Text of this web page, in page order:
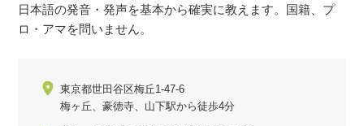
日本語の発音・発声を基本から確実に教えます。国籍、プ
ロ・アマを問いません。
東京都世田谷区梅丘1-47-6
梅ヶ丘、豪徳寺、山下駅から徒歩4分